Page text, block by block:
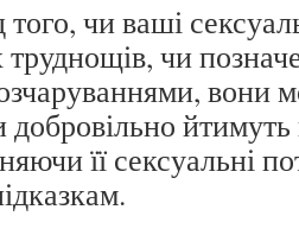
чи ваші
чи
вони
йтимуть
її сексуальні